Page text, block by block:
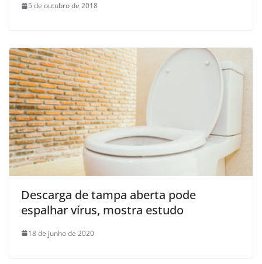
5 de outubro de 2018
Descarga de tampa aberta pode
espalhar vírus, mostra estudo
18 de junho de 2020